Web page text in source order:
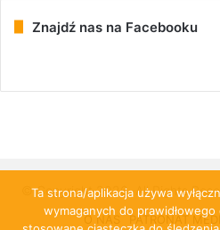
Znajdź nas na Facebooku
© Copyright 2026, All Rights
O NAS PATRONAT
Ta strona/aplikacja używa
wymaganych do prawidłowego